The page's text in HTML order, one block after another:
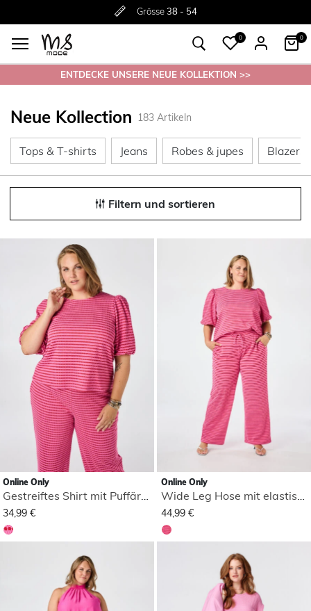
Ohne Versandkosten ab 50€
Grösse38 - 54
Rückgabe innerhalb 30 Tagen
0 0
ENTDECKE UNSERE NEUE KOLLEKTION >>
Neue Kollection 183 Artikeln
Tops & T-shirts Tops & T-shirts
Jeans JeansRobes & jupes Robes &
Blazers
Filtern und sortieren
Online Only
34,99 €
Online Only
44,99 €